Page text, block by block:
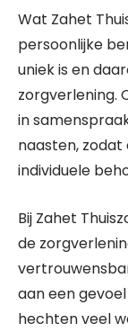
Wat Zahet
persoonlijke
uniek is en
zorgverlening.
in
naasten,
individuele
Bij Zahet
de
aan een
hechten veel